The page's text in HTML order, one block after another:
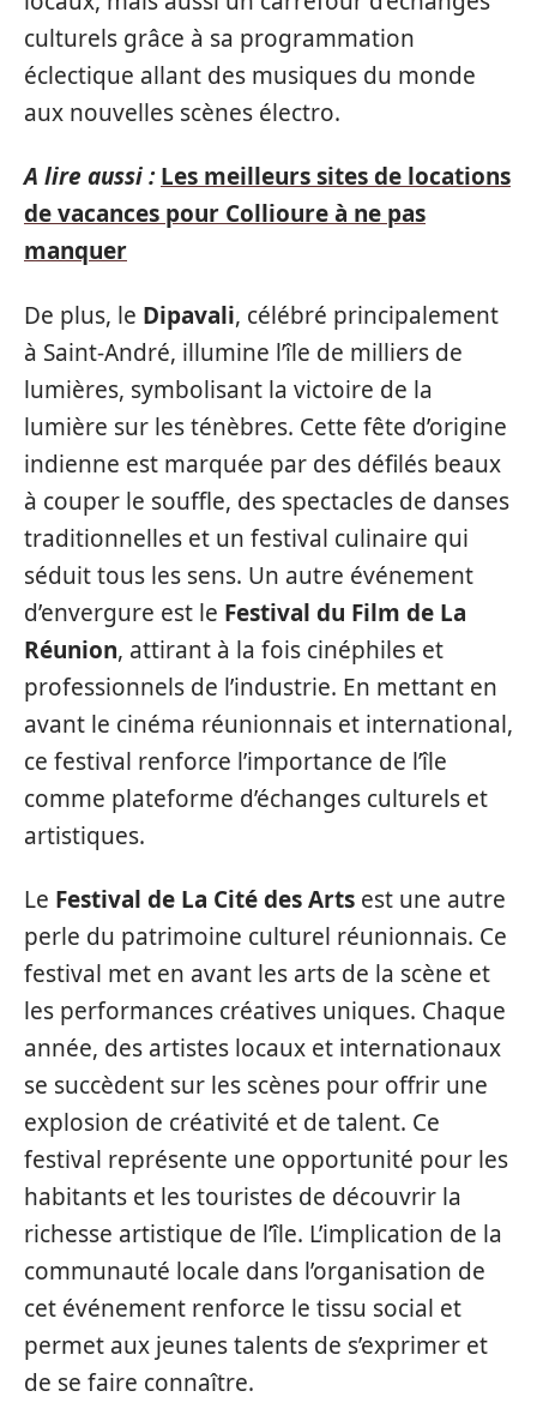
culturels grâce à sa programmation
éclectique allant des musiques du monde
aux nouvelles scènes électro.
A lire aussi : Les meilleurs sites de locations
de vacances pour Collioure à ne pas
manquer
De plus, le Dipavali, célébré principalement
à Saint-André, illumine l’île de milliers de
lumières, symbolisant la victoire de la
lumière sur les ténèbres. Cette fête d’origine
indienne est marquée par des défilés beaux
à couper le souffle, des spectacles de danses
traditionnelles et un festival culinaire qui
séduit tous les sens. Un autre événement
d’envergure est le Festival du Film de La
Réunion, attirant à la fois cinéphiles et
professionnels de l’industrie. En mettant en
avant le cinéma réunionnais et international,
ce festival renforce l’importance de l’île
comme plateforme d’échanges culturels et
artistiques.
Le Festival de La Cité des Arts est une autre
perle du patrimoine culturel réunionnais. Ce
festival met en avant les arts de la scène et
les performances créatives uniques. Chaque
année, des artistes locaux et internationaux
se succèdent sur les scènes pour offrir une
explosion de créativité et de talent. Ce
festival représente une opportunité pour les
habitants et les touristes de découvrir la
richesse artistique de l’île. L’implication de la
communauté locale dans l’organisation de
cet événement renforce le tissu social et
permet aux jeunes talents de s’exprimer et
de se faire connaître.